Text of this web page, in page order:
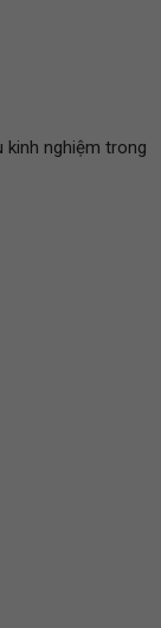
nghiệm trong